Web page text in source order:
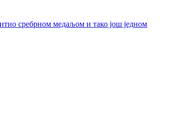
сребрном медаљом и тако још једном